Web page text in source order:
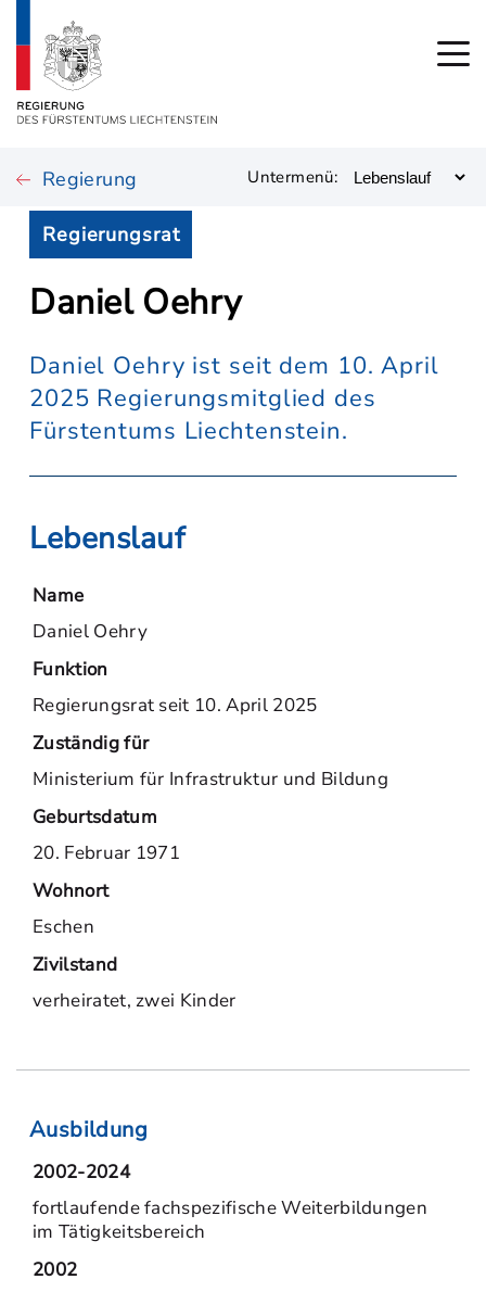
Regierung Untermenü:
Regierungsrat
Daniel Oehry
Daniel Oehry ist seit dem 10. April
2025 Regierungsmitglied des
Fürstentums Liechtenstein.
Lebenslauf
Name
Daniel Oehry
Funktion
Regierungsrat seit 10. April 2025
Zuständig für
Ministerium für Infrastruktur und Bildung
Geburtsdatum
20. Februar 1971
Wohnort
Eschen
Zivilstand
verheiratet, zwei Kinder
Ausbildung
2002-2024
fortlaufende fachspezifische Weiterbildungen
im Tätigkeitsbereich
2002